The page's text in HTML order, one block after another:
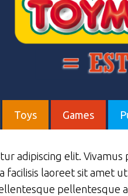
Toys Games
adipiscing elit.
facilisis laoreet sit amet
pellentesque